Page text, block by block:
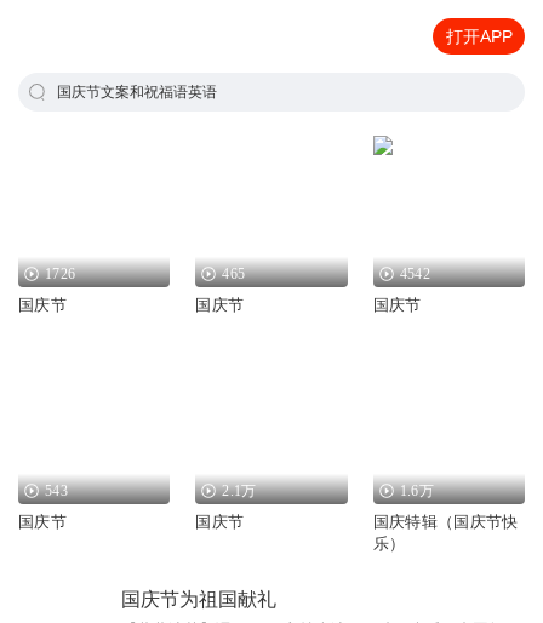
打开APP
国庆节文案和祝福语英语
1726
国庆节
465
国庆节
4542
国庆节
543
国庆节
2.1万
国庆节
1.6万
国庆特辑（国庆节快
乐）
国庆节为祖国献礼